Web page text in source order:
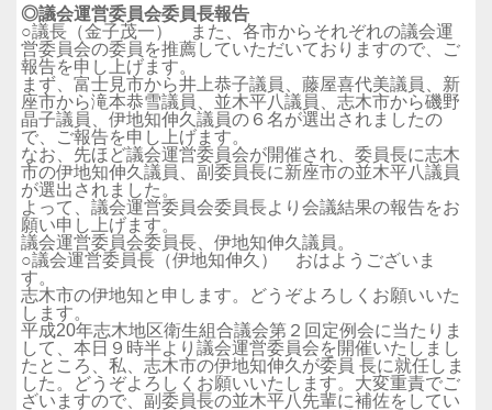
◎議会運営委員会委員長報告
○議長（金子茂一） また、各市からそれぞれの議会運
営委員会の委員を推薦していただいておりますので、ご
報告を申し上げます。
まず、富士見市から井上恭子議員、藤屋喜代美議員、新
座市から滝本恭雪議員、並木平八議員、志木市から磯野
晶子議員、伊地知伸久議員の６名が選出されましたの
で、ご報告を申し上げます。
なお、先ほど議会運営委員会が開催され、委員長に志木
市の伊地知伸久議員、副委員長に新座市の並木平八議員
が選出されました。
よって、議会運営委員会委員長より会議結果の報告をお
願い申し上げます。
議会運営委員会委員長、伊地知伸久議員。
○議会運営委員長（伊地知伸久） おはようございま
す。
志木市の伊地知と申します。どうぞよろしくお願いいた
します。
平成20年志木地区衛生組合議会第２回定例会に当たりま
して、本日９時半より議会運営委員会を開催いたしまし
たところ、私、志木市の伊地知伸久が委員 長に就任しま
した。どうぞよろしくお願いいたします。大変重責でご
ざいますので、副委員長の並木平八先輩に補佐をしてい